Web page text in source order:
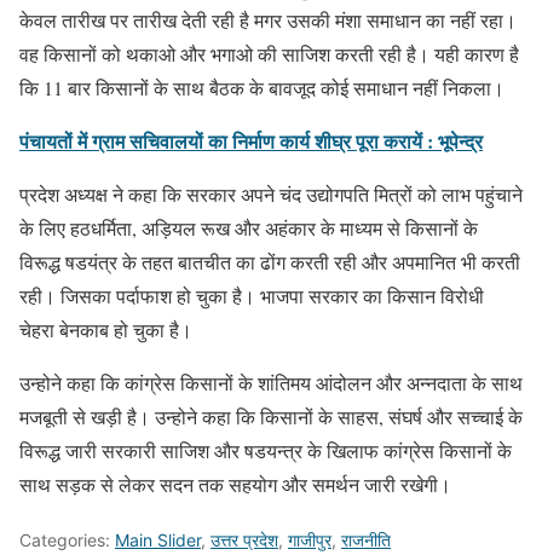
केवल तारीख पर तारीख देती रही है मगर उसकी मंशा समाधान का नहीं रहा।
वह किसानों को थकाओ और भगाओ की साजिश करती रही है। यही कारण है
कि 11 बार किसानों के साथ बैठक के बावजूद कोई समाधान नहीं निकला।
पंचायतों में ग्राम सचिवालयों का निर्माण कार्य शीघ्र पूरा करायें : भूपेन्द्र
प्रदेश अध्यक्ष ने कहा कि सरकार अपने चंद उद्योगपति मित्रों को लाभ पहुंचाने
के लिए हठधर्मिता, अड़ियल रूख और अहंकार के माध्यम से किसानों के
विरूद्ध षडयंत्र के तहत बातचीत का ढोंग करती रही और अपमानित भी करती
रही। जिसका पर्दाफाश हो चुका है। भाजपा सरकार का किसान विरोधी
चेहरा बेनकाब हो चुका है।
उन्होने कहा कि कांग्रेस किसानों के शांतिमय आंदोलन और अन्नदाता के साथ
मजबूती से खड़ी है। उन्होने कहा कि किसानों के साहस, संघर्ष और सच्चाई के
विरूद्ध जारी सरकारी साजिश और षडयन्त्र के खिलाफ कांग्रेस किसानों के
साथ सड़क से लेकर सदन तक सहयोग और समर्थन जारी रखेगी।
Categories: Main Slider, उत्तर प्रदेश, गाजीपुर, राजनीति